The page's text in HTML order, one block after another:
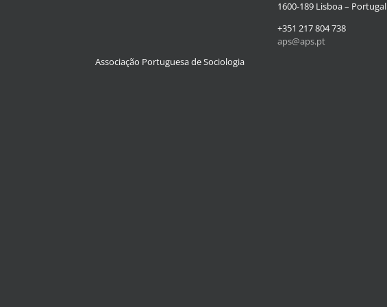
Associação Portuguesa de Sociologia
1600-189 Lisboa – Portugal
+351 217 804 738
aps@aps.pt